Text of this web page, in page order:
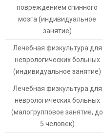
повреждением спинного
мозга (индивидуальное
занятие)
Лечебная физкультура для
неврологических больных
(индивидуальное занятие)
Лечебная физкультура для
неврологических больных
(малогрупповое занятие, до
5 человек)